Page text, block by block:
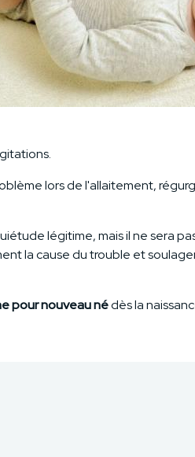
lors de l'allaitement,
légitime, mais il ne sera
la cause du trouble et
pour nouveau nédès la